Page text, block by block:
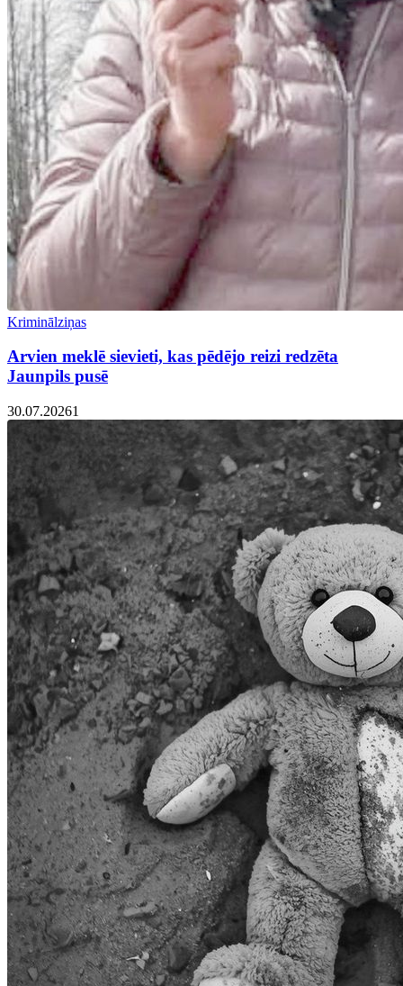
Kriminālziņas
Arvien meklē sievieti, kas pēdējo reizi redzēta
Jaunpils pusē
30.07.20261